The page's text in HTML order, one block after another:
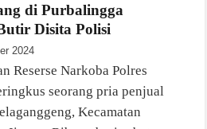
di Purbalingga
Disita Polisi
2024
Reserse Narkoba Polres
seorang pria penjual
Kecamatan